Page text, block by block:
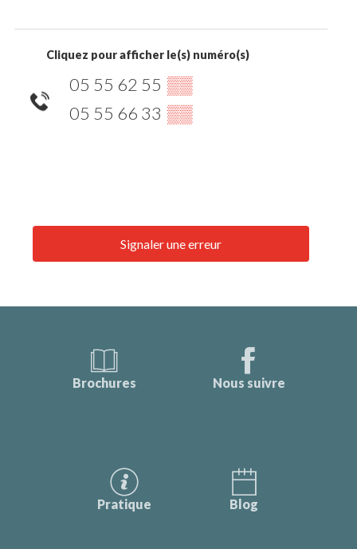
Cliquez pour afficher le(s) numéro(s)
05 55 62 55 ▒▒
05 55 66 33 ▒▒
Signaler une erreur
Brochures Nous suivre
Pratique Blog